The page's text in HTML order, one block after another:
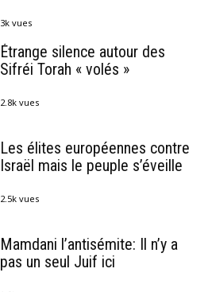
3k vues
Étrange silence autour des
Sifréi Torah « volés »
2.8k vues
Les élites européennes contre
Israël mais le peuple s’éveille
2.5k vues
Mamdani l’antisémite: Il n’y a
pas un seul Juif ici